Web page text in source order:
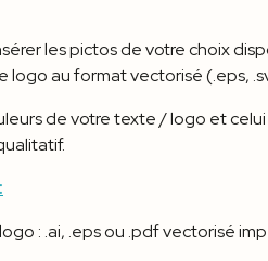
les pictos de votre choix
logo au format vectorisé (.eps,
de votre texte / logo et
: .ai, .eps ou .pdf vectorisé